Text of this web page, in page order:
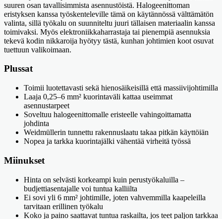
suuren osan tavallisimmista asennustöistä. Halogeenittoman
eristyksen kanssa työskenteleville tämä on käytännössä välttämätön
valinta, sillä työkalu on suunniteltu juuri tällaisen materiaalin kanssa
toimivaksi. Myös elektroniikkaharrastaja tai pienempiä asennuksia
tekevä kodin nikkaroija hyötyy tästä, kunhan johtimien koot osuvat
tuettuun valikoimaan.
Plussat
Toimii luotettavasti sekä hienosäikeisillä että massiivijohtimilla
Laaja 0,25–6 mm² kuorintaväli kattaa useimmat
asennustarpeet
Soveltuu halogeenittomalle eristeelle vahingoittamatta
johdinta
Weidmüllerin tunnettu rakennuslaatu takaa pitkän käyttöiän
Nopea ja tarkka kuorintajälki vähentää virheitä työssä
Miinukset
Hinta on selvästi korkeampi kuin perustyökaluilla –
budjettiasentajalle voi tuntua kalliilta
Ei sovi yli 6 mm² johtimille, joten vahvemmilla kaapeleilla
tarvitaan erillinen työkalu
Koko ja paino saattavat tuntua raskailta, jos teet paljon tarkkaa